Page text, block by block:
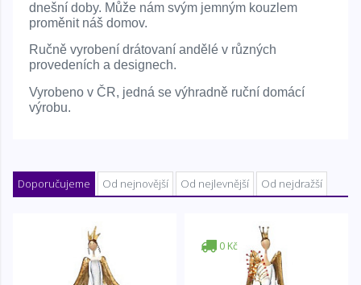
dnešní doby. Může nám svým jemným kouzlem
proměnit náš domov.
Ručně vyrobení drátovaní andělé v různých
provedeních a designech.
Vyrobeno v ČR, jedná se výhradně ruční domácí
výrobu.
Doporučujeme Od nejnovější Od nejlevnější Od nejdražší
0 Kč